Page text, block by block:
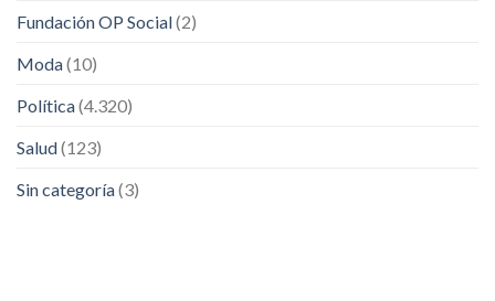
Fundación OP Social(2)
Moda(10)
Política(4.320)
Salud(123)
Sin categoría(3)